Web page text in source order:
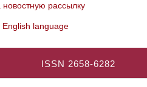
новостную рассылку
English language
ISSN 2658-6282